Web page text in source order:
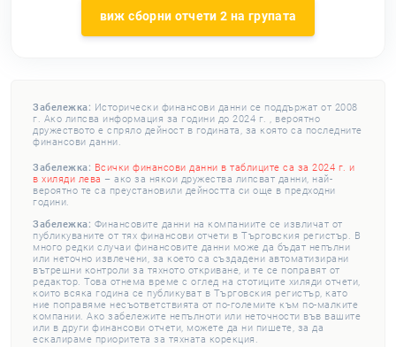
виж сборни отчети 2 на групата
Забележка: Исторически финансови данни се поддържат от 2008
г. Ако липсва информация за години до 2024 г. , вероятно
дружеството е спряло дейност в годината, за която са последните
финансови данни.
Забележка: Всички финансови данни в таблиците са за 2024 г. и
в хиляди лева – ако за някои дружества липсват данни, най-
вероятно те са преустановили дейността си още в предходни
години.
Забележка: Финансовите данни на компаниите се извличат от
публикуваните от тях финансови отчети в Търговския регистър. В
много редки случаи финансовите данни може да бъдат непълни
или неточно извлечени, за което са създадени автоматизирани
вътрешни контроли за тяхното откриване, и те се поправят от
редактор. Това отнема време с оглед на стотиците хиляди отчети,
които всяка година се публикуват в Търговския регистър, като
ние поправяме несъответствията от по-големите към по-малките
компании. Ако забележите непълноти или неточности във вашите
или в други финансови отчети, можете да ни пишете, за да
ескалираме приоритета за тяхната корекция.